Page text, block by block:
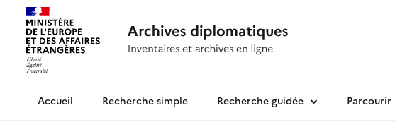
Archives diplomatiquesRecherche simple Recherche guidée Parcourir